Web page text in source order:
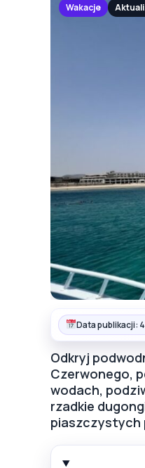
Wakacje
Data publikacji:
Odkryj
Czerwonego,
wodach,
rzadkie
piaszczystych